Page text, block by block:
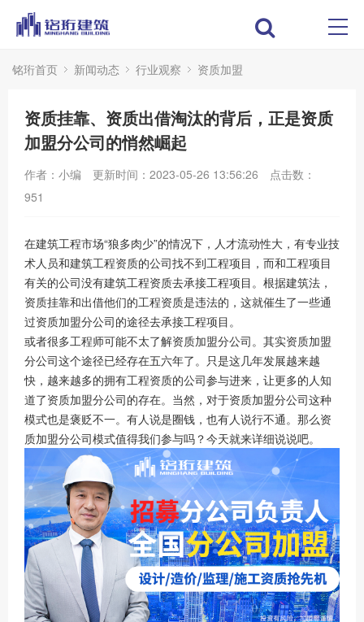
铭珩首页 新闻动态 行业观察 资质加盟
资质挂靠、资质出借淘汰的背后，正是资质
加盟分公司的悄然崛起
作者：小编 更新时间：2023-05-26 13:56:26
点击数：
951
在建筑工程市场“狼多肉少”的情况下，人才流动性大，有专业技
术人员和建筑工程资质的公司找不到工程项目，而和工程项目
有关的公司没有建筑工程资质去承接工程项目。根据建筑法，
资质挂靠和出借他们的工程资质是违法的，这就催生了一些通
过资质加盟分公司的途径去承接工程项目。
或者很多工程师可能不太了解资质加盟分公司。其实资质加盟
分公司这个途径已经存在五六年了。只是这几年发展越来越
快，越来越多的拥有工程资质的公司参与进来，让更多的人知
道了资质加盟分公司的存在。当然，对于资质加盟分公司这种
模式也是褒贬不一。有人说是圈钱，也有人说行不通。那么资
质加盟分公司模式值得我们参与吗？今天就来详细说说吧。